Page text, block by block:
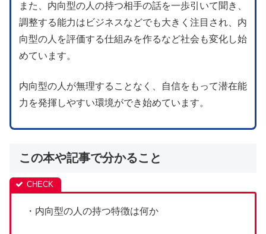
また、内向型の人の持つ相手の話を一歩引いて聞き、
調整する能力はビジネスなどでも大きく注目され、内
向型の人を評価する仕組みを作るなど社会も変化し始
めています。
内向型の人が無理することなく、自信をもって潜在能
力を発揮しやすい環境ができ始めています。
この本や記事で分かること
・内向型の人の持つ特徴は何か